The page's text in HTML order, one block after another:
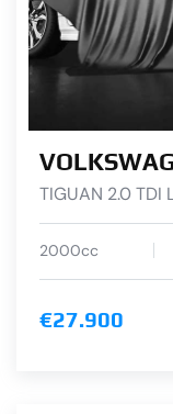
TIGUAN 2.0 TDI
2000cc
€27.900